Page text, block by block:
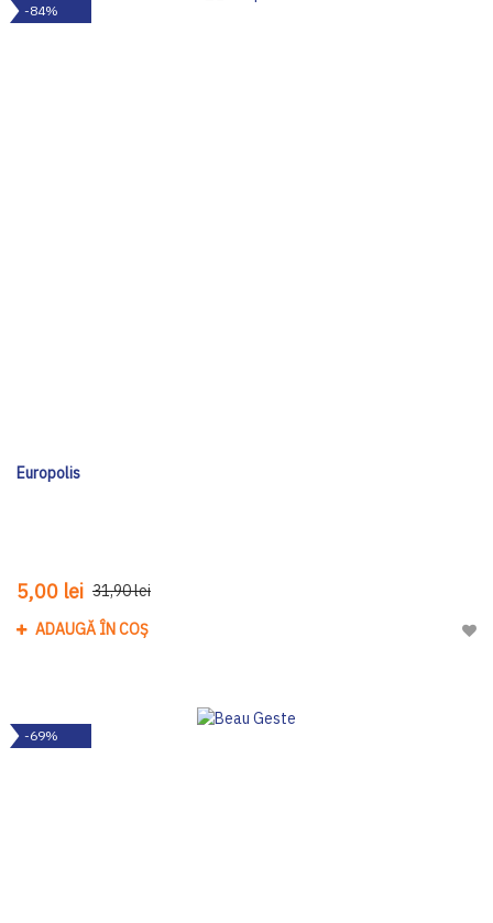
-84%
Europolis
5,00 lei 31,90 lei
ADAUGĂ ÎN COȘ
-69%